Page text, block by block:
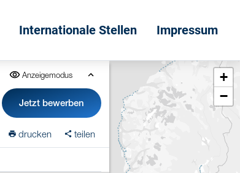
Internationale Stellen Impressum
Anzeigemodus
Jetzt bewerben
drucken teilen
+
−